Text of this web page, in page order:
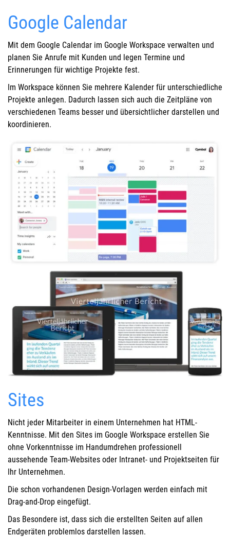
Google Calendar
Mit dem Google Calendar im Google Workspace verwalten und
planen Sie Anrufe mit Kunden und legen Termine und
Erinnerungen für wichtige Projekte fest.
Im Workspace können Sie mehrere Kalender für unterschiedliche
Projekte anlegen. Dadurch lassen sich auch die Zeitpläne von
verschiedenen Teams besser und übersichtlicher darstellen und
koordinieren.
Sites
Nicht jeder Mitarbeiter in einem Unternehmen hat HTML-
Kenntnisse. Mit den Sites im Google Workspace erstellen Sie
ohne Vorkenntnisse im Handumdrehen professionell
aussehende Team-Websites oder Intranet- und Projektseiten für
Ihr Unternehmen.
Die schon vorhandenen Design-Vorlagen werden einfach mit
Drag-and-Drop eingefügt.
Das Besondere ist, dass sich die erstellten Seiten auf allen
Endgeräten problemlos darstellen lassen.